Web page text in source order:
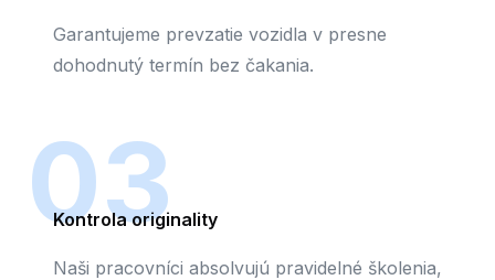
Garantujeme prevzatie vozidla v presne
dohodnutý termín bez čakania.
03
Kontrola originality
Naši pracovníci absolvujú pravidelné školenia,